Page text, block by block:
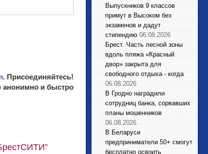
. Присоединяйтесь!
анонимно и быстро
Выпускников 9 классов
примут в Высоком без
экзаменов и дадут
стипендию 06.08.2026
Брест. Часть лесной зоны
вдоль пляжа «Красный
двор» закрыта для
свободного отдыха - когда
06.08.2026
В Гродно наградили
сотрудниц банка, сорвавших
планы мошенников
06.08.2026
В Беларуси
предприниматели 50+ смогут
бесплатно освоить